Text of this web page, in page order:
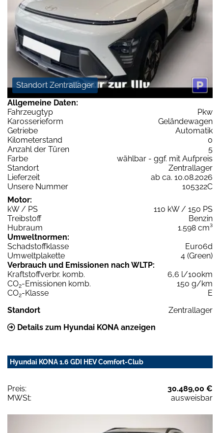
Standort Zentrallager
Allgemeine Daten:
Fahrzeugtyp
Pkw
Karosserieform
Geländewagen
Getriebe
Automatik
Kilometerstand
0
Anzahl der Türen
5
Farbe
wählbar - ggf. mit Aufpreis
Standort
Zentrallager
Lieferzeit
ab ca. 10.08.2026
Unsere Nummer
105322C
Motor:
kW / PS
110 kW / 150 PS
Treibstoff
Benzin
Hubraum
1.598 cm³
Umweltnormen:
Schadstoffklasse
Euro6d
Umweltplakette
4 (Green)
Verbrauch und Emissionen nach WLTP:
Kraftstoffverbr. komb.
6,6 l/100km
CO2-Emissionen komb.
150 g/km
CO2-Klasse
E
Standort
Zentrallager
Details zum Hyundai KONA anzeigen
Hyundai KONA 1.6 GDI HEV Comfort-Club
Preis:
30.489,00 €
MWSt:
ausweisbar